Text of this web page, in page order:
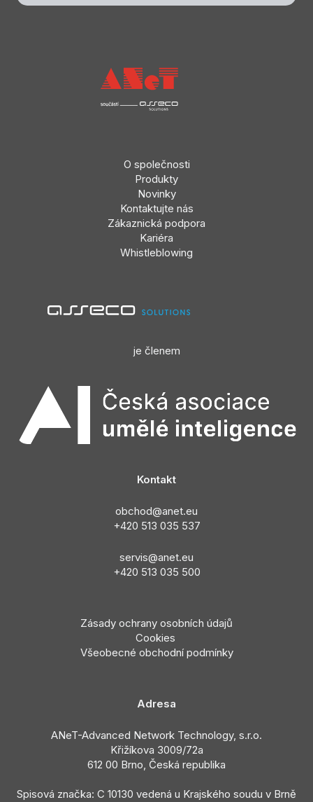
O společnosti
Produkty
Novinky
Kontaktujte nás
Zákaznická podpora
Kariéra
Whistleblowing
je členem
Kontakt
obchod@anet.eu
+420 513 035 537
servis@anet.eu
+420 513 035 500
Zásady ochrany osobních údajů
Cookies
Všeobecné obchodní podmínky
Adresa
ANeT-Advanced Network Technology, s.r.o.
Křižíkova 3009/72a
612 00 Brno, Česká republika
Spisová značka: C 10130 vedená u Krajského soudu v Brně